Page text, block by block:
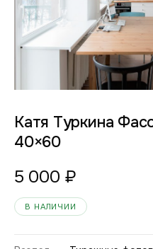
Катя Туркина
40×60
5 000 ₽
В НАЛИЧИИ